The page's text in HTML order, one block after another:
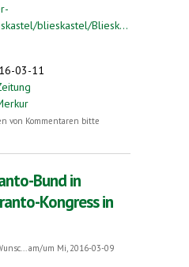
blieskastel/Bliesk...
03-11
Bund plant einen Kongress
von Kommentaren bitte
Bund in
Kongress in
am/um Mi, 2016-03-09